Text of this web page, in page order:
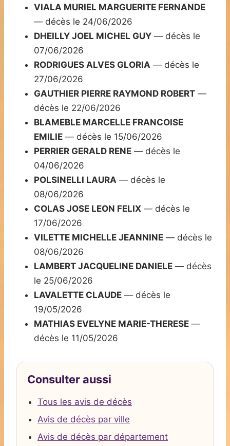
VIALA MURIEL MARGUERITE FERNANDE
— décès le 24/06/2026
DHEILLY JOEL MICHEL GUY — décès le
07/06/2026
RODRIGUES ALVES GLORIA — décès le
27/06/2026
GAUTHIER PIERRE RAYMOND ROBERT —
décès le 22/06/2026
BLAMEBLE MARCELLE FRANCOISE
EMILIE — décès le 15/06/2026
PERRIER GERALD RENE — décès le
04/06/2026
POLSINELLI LAURA — décès le
08/06/2026
COLAS JOSE LEON FELIX — décès le
17/06/2026
VILETTE MICHELLE JEANNINE — décès le
08/06/2026
LAMBERT JACQUELINE DANIELE — décès
le 25/06/2026
LAVALETTE CLAUDE — décès le
19/05/2026
MATHIAS EVELYNE MARIE-THERESE —
décès le 11/05/2026
Consulter aussi
Tous les avis de décès
Avis de décès par ville
Avis de décès par département